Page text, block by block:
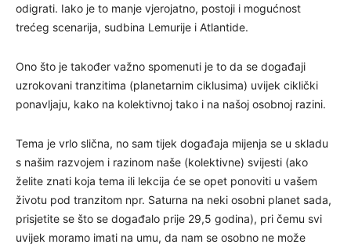
odigrati. Iako je to manje vjerojatno, postoji i mogućnost
trećeg scenarija, sudbina Lemurije i Atlantide.
Ono što je također važno spomenuti je to da se događaji
uzrokovani tranzitima (planetarnim ciklusima) uvijek ciklički
ponavljaju, kako na kolektivnoj tako i na našoj osobnoj razini.
Tema je vrlo slična, no sam tijek događaja mijenja se u skladu
s našim razvojem i razinom naše (kolektivne) svijesti (ako
želite znati koja tema ili lekcija će se opet ponoviti u vašem
životu pod tranzitom npr. Saturna na neki osobni planet sada,
prisjetite se što se događalo prije 29,5 godina), pri čemu svi
uvijek moramo imati na umu, da nam se osobno ne može